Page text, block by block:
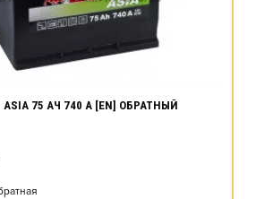
ASIA 75 АЧ 740 А [EN] ОБРАТНЫЙ